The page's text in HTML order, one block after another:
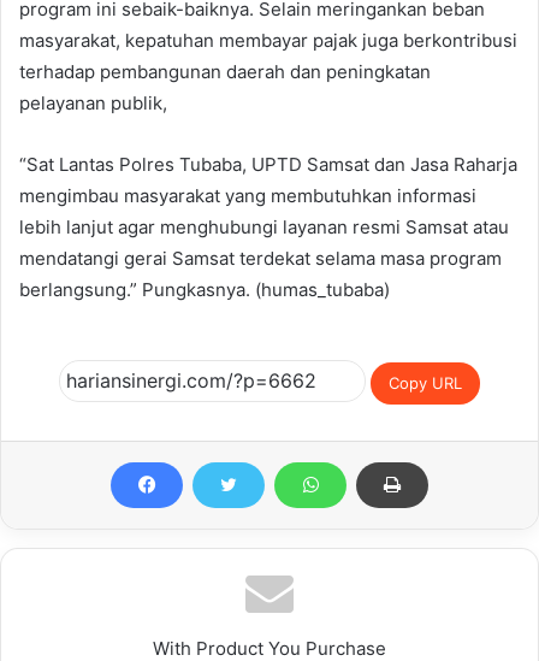
program ini sebaik-baiknya. Selain meringankan beban
masyarakat, kepatuhan membayar pajak juga berkontribusi
terhadap pembangunan daerah dan peningkatan
pelayanan publik,
“Sat Lantas Polres Tubaba, UPTD Samsat dan Jasa Raharja
mengimbau masyarakat yang membutuhkan informasi
lebih lanjut agar menghubungi layanan resmi Samsat atau
mendatangi gerai Samsat terdekat selama masa program
berlangsung.” Pungkasnya. (humas_tubaba)
Copy URL
With Product You Purchase